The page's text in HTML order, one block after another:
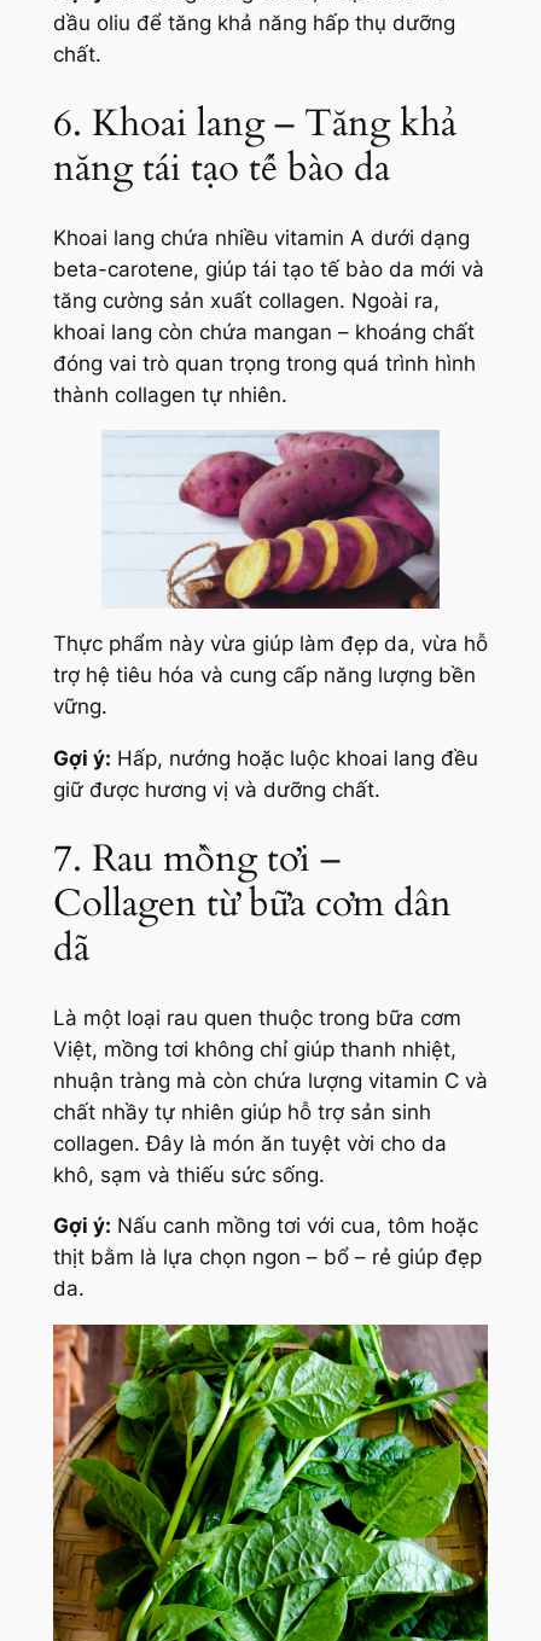
dầu oliu để tăng khả năng hấp thụ dưỡng
chất.
6. Khoai lang – Tăng khả
năng tái tạo tế bào da
Khoai lang chứa nhiều vitamin A dưới dạng
beta-carotene, giúp tái tạo tế bào da mới và
tăng cường sản xuất collagen. Ngoài ra,
khoai lang còn chứa mangan – khoáng chất
đóng vai trò quan trọng trong quá trình hình
thành collagen tự nhiên.
Thực phẩm này vừa giúp làm đẹp da, vừa hỗ
trợ hệ tiêu hóa và cung cấp năng lượng bền
vững.
Gợi ý: Hấp, nướng hoặc luộc khoai lang đều
giữ được hương vị và dưỡng chất.
7. Rau mồng tơi –
Collagen từ bữa cơm dân
dã
Là một loại rau quen thuộc trong bữa cơm
Việt, mồng tơi không chỉ giúp thanh nhiệt,
nhuận tràng mà còn chứa lượng vitamin C và
chất nhầy tự nhiên giúp hỗ trợ sản sinh
collagen. Đây là món ăn tuyệt vời cho da
khô, sạm và thiếu sức sống.
Gợi ý: Nấu canh mồng tơi với cua, tôm hoặc
thịt bằm là lựa chọn ngon – bổ – rẻ giúp đẹp
da.